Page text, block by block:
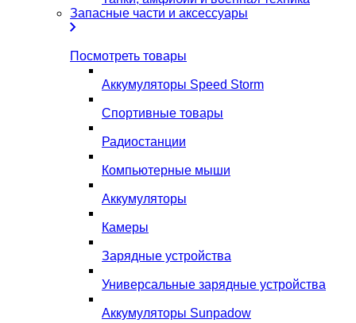
Запасные части и аксессуары
Посмотреть товары
Аккумуляторы Speed Storm
Спортивные товары
Радиостанции
Компьютерные мыши
Аккумуляторы
Камеры
Зарядные устройства
Универсальные зарядные устройства
Аккумуляторы Sunpadow